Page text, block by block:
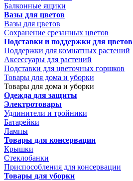
Балконные ящики
Вазы для цветов
Вазы для цветов
Сохранение срезанных цветов
Подставки и поддержки для цветов
Поддержки для комнатных растений
Аксессуары для растений
Подставки для цветочных горшков
Товары для дома и уборки
Товары для дома и уборки
Одежда для защиты
Электротовары
Удлинители и тройники
Батарейки
Лампы
Товары для консервации
Крышки
Стеклобанки
Приспособления для консервации
Товары для уборки